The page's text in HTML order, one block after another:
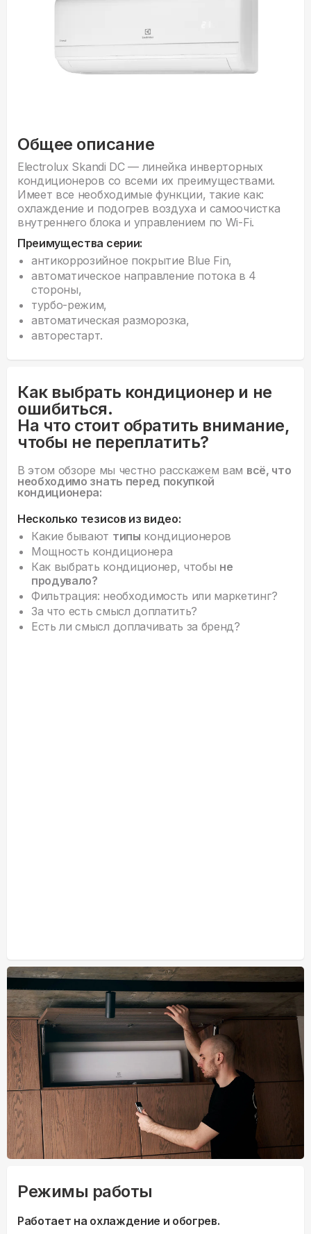
Общее описание
Electrolux Skandi DC — линейка инверторных
кондиционеров со всеми их преимуществами.
Имеет все необходимые функции, такие как:
охлаждение и подогрев воздуха и самоочистка
внутреннего блока и управлением по Wi-Fi.
Преимущества серии:
антикоррозийное покрытие Blue Fin,
автоматическое направление потока в 4
стороны,
турбо-режим,
автоматическая разморозка,
авторестарт.
Как выбрать кондиционер и не
ошибиться.
На что стоит обратить внимание,
чтобы не переплатить?
В этом обзоре мы честно расскажем вам всё, что
необходимо знать перед покупкой
кондиционера:
Несколько тезисов из видео:
Какие бывают типы кондиционеров
Мощность кондиционера
Как выбрать кондиционер, чтобы не
продувало?
Фильтрация: необходимость или маркетинг?
За что есть смысл доплатить?
Есть ли смысл доплачивать за бренд?
Режимы работы
Работает на охлаждение и обогрев.